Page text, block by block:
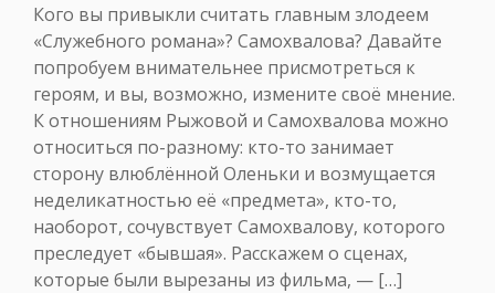
Кого вы привыкли считать главным злодеем
«Служебного романа»? Самохвалова? Давайте
попробуем внимательнее присмотреться к
героям, и вы, возможно, измените своё мнение.
К отношениям Рыжовой и Самохвалова можно
относиться по-разному: кто-то занимает
сторону влюблённой Оленьки и возмущается
неделикатностью её «предмета», кто-то,
наоборот, сочувствует Самохвалову, которого
преследует «бывшая». Расскажем о сценах,
которые были вырезаны из фильма, — […]